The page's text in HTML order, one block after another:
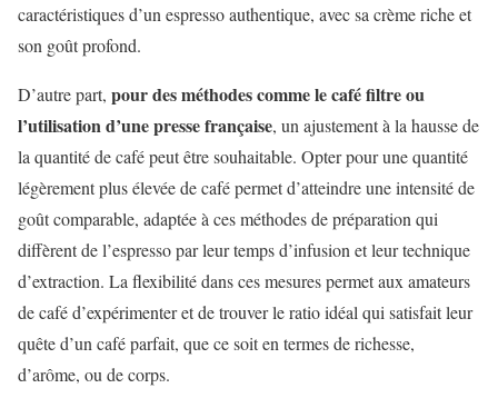
caractéristiques d’un espresso authentique, avec sa crème riche et
son goût profond.
D’autre part, pour des méthodes comme le café filtre ou
l’utilisation d’une presse française, un ajustement à la hausse de
la quantité de café peut être souhaitable. Opter pour une quantité
légèrement plus élevée de café permet d’atteindre une intensité de
goût comparable, adaptée à ces méthodes de préparation qui
diffèrent de l’espresso par leur temps d’infusion et leur technique
d’extraction. La flexibilité dans ces mesures permet aux amateurs
de café d’expérimenter et de trouver le ratio idéal qui satisfait leur
quête d’un café parfait, que ce soit en termes de richesse,
d’arôme, ou de corps.